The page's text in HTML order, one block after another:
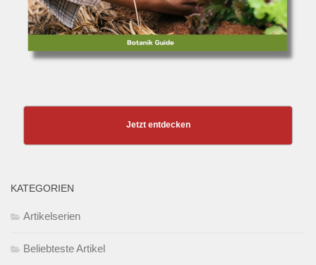
Jetzt entdecken
KATEGORIEN
Artikelserien
Beliebteste Artikel